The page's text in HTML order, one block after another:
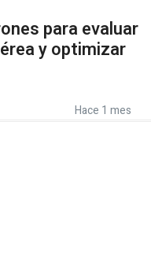
para evaluar
y optimizar
Hace 1 mes